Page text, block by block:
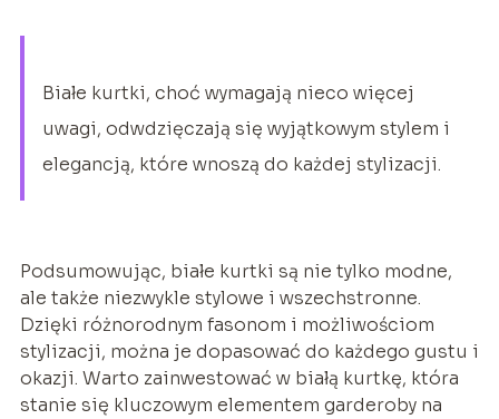
Białe kurtki, choć wymagają nieco więcej
uwagi, odwdzięczają się wyjątkowym stylem i
elegancją, które wnoszą do każdej stylizacji.
Podsumowując, białe kurtki są nie tylko modne,
ale także niezwykle stylowe i wszechstronne.
Dzięki różnorodnym fasonom i możliwościom
stylizacji, można je dopasować do każdego gustu i
okazji. Warto zainwestować w białą kurtkę, która
stanie się kluczowym elementem garderoby na